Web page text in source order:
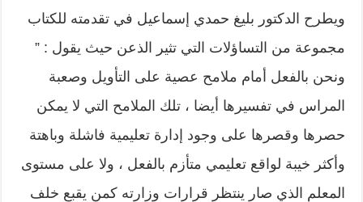
ويطرح الدكتور بليغ حمدي إسماعيل في تقدمته للكتاب
مجموعة من التساؤلات التي تثير الذعن حيث يقول : ”
ونحن بالفعل أمام ملامح عصية على التأويل وصعبة
المراس في تفسيرها أيضا ، تلك الملامح التي لا يمكن
حصرها وقصرها على وجود إدارة تعليمية فاشلة وباهتة
وأكثر خيبة لواقع تعليمي متأزم بالفعل ، ولا على مستوى
المعلم الذي صار ينتظر قرارات وزارته كمن يقبع خلف